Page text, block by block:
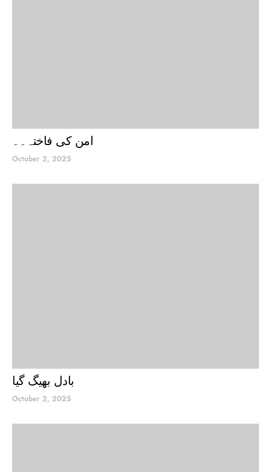
امن کی فاختہ۔۔
October 2, 2025
بادل بھیگ گیا
October 2, 2025